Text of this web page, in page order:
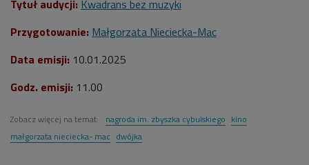
Tytuł audycji: Kwadrans bez muzyki
Przygotowanie: Małgorzata Nieciecka-Mac
Data emisji: 10.01.2025
Godz. emisji: 11.00
Zobacz więcej na temat: nagroda im. zbyszka cybulskiego kino
małgorzata nieciecka- mac dwójka